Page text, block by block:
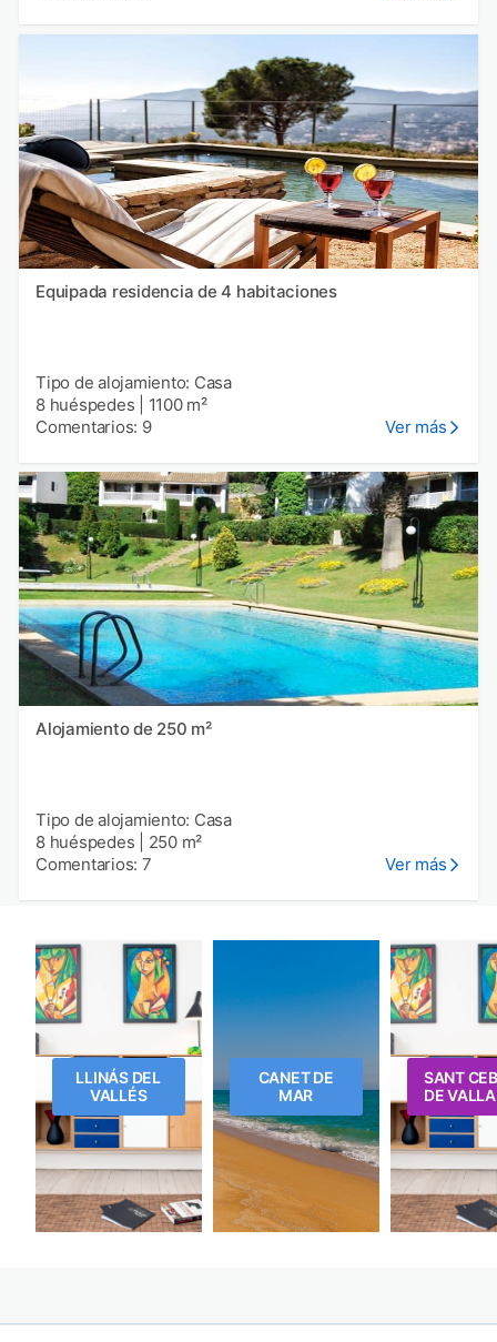
Equipada residencia de 4 habitaciones
Tipo de alojamiento: Casa
8 huéspedes
1100 m²
Comentarios: 9
Ver más
Alojamiento de 250 m²
Tipo de alojamiento: Casa
8 huéspedes
250 m²
Comentarios: 7
Ver más
LLINÁS DEL
VALLÉS
CANET DE
MAR
SANT
DE